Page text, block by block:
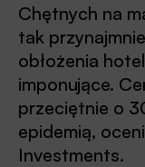
Chętnych na
tak
obłożenia
imponujące.
przeciętnie o
epidemią,
Investments.